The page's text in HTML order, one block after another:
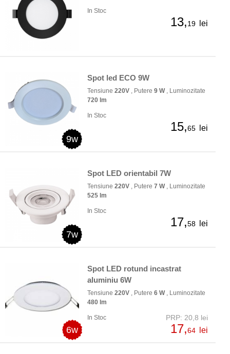
In Stoc
13,19 lei
9w
Spot led ECO 9W
Tensiune 220V , Putere 9 W, Luminozitate
720 lm
In Stoc
15,65 lei
7w
Spot LED orientabil 7W
Tensiune 220V , Putere 7 W, Luminozitate
525 lm
In Stoc
17,58 lei
6w
Spot LED rotund incastrat
aluminiu 6W
Tensiune 220V , Putere 6 W, Luminozitate
480 lm
In Stoc PRP: 20,8 lei
17,64 lei